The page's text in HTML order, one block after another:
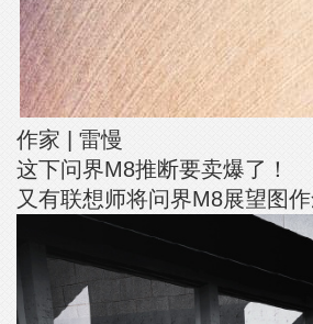
作家 | 雷慢
这下问界M8推断要卖爆了！
又有联想师将问界M8展望图作